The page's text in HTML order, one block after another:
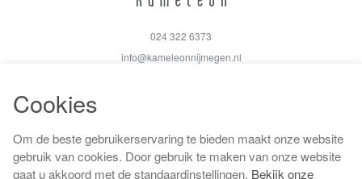
024 322 6373
info@kameleonnijmegen.nl
Algemene voorwaarden
Privacy policy
Cookies
Om de beste gebruikerservaring te bieden maakt onze website
gebruik van cookies. Door gebruik te maken van onze website
gaat u akkoord met de standaardinstellingen. Bekijk onze